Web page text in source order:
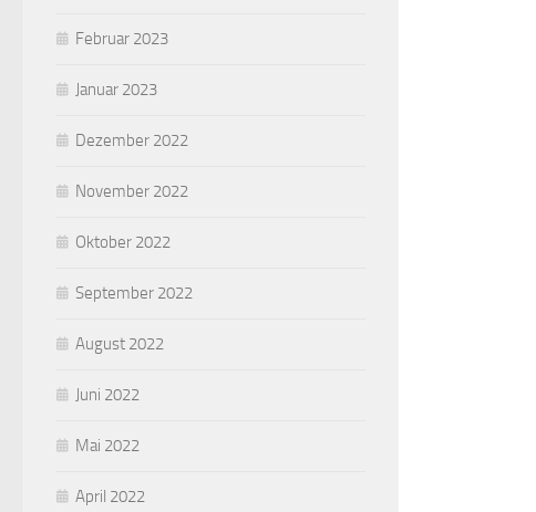
Februar 2023
Januar 2023
Dezember 2022
November 2022
Oktober 2022
September 2022
August 2022
Juni 2022
Mai 2022
April 2022